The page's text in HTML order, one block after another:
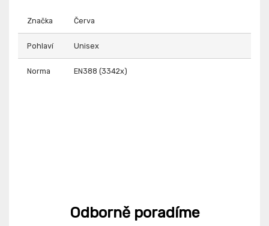
Značka Červa
Pohlaví Unisex
Norma EN388 (3342x)
Odborně poradíme